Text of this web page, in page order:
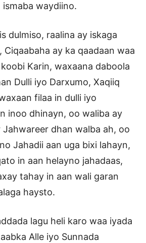
ismaba waydiino.
dulmiso, raalina ay iskaga
Ciqaabaha ay ka qaadaan waa
Karin, waxaana daboola
Dulli iyo Darxumo, Xaqiiq
filaa in dulli iyo
inoo dhinayn, oo waliba ay
dhan walba ah, oo
Jahadii aan uga bixi lahayn,
in aan helayno jahadaas,
tahay in aan wali garan
haysto.
lagu heli karo waa iyada
Alle iyo Sunnada